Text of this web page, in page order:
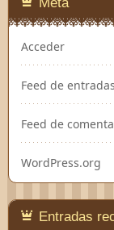
Acceder
Feed de entradas
Feed de
WordPress.org
Entradas